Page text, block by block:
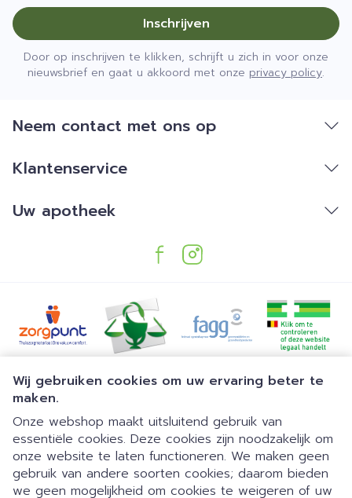
Wij gebruiken cookies om uw ervaring beter te
maken.
Onze webshop maakt uitsluitend gebruik van
essentiële cookies. Deze cookies zijn noodzakelijk om
onze website te laten functioneren. We maken geen
gebruik van andere soorten cookies; daarom bieden
we geen mogelijkheid om cookies te weigeren of uw
Inschrijven
Door op inschrijven te klikken, schrijft u zich in voor onze
nieuwsbrief en gaat u akkoord met onze privacy policy.
Neem contact met ons op
Klantenservice
Uw apotheek
Juridische links